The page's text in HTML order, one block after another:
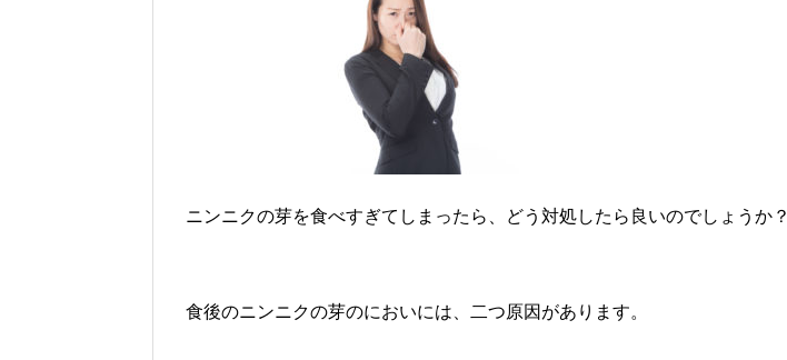
ニンニクの芽を食べすぎてしまったら、どう対処したら良いのでしょうか？
食後のニンニクの芽のにおいには、二つ原因があります。